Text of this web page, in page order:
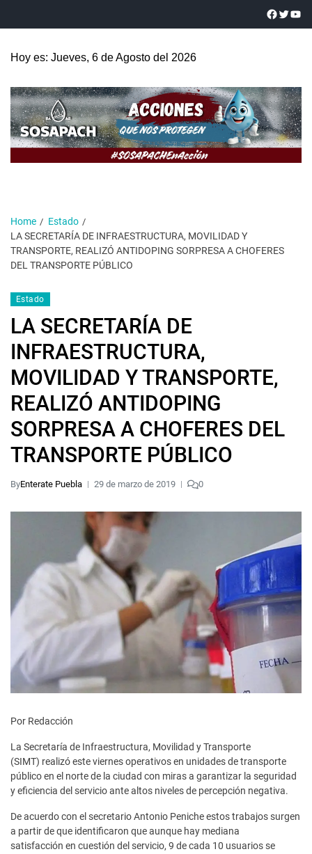
Hoy es: Jueves, 6 de Agosto del 2026
Home
Estado
LA SECRETARÍA DE INFRAESTRUCTURA, MOVILIDAD Y
TRANSPORTE, REALIZÓ ANTIDOPING SORPRESA A CHOFERES
DEL TRANSPORTE PÚBLICO
Estado
LA SECRETARÍA DE
INFRAESTRUCTURA,
MOVILIDAD Y TRANSPORTE,
REALIZÓ ANTIDOPING
SORPRESA A CHOFERES DEL
TRANSPORTE PÚBLICO
ByEnterate Puebla 29 de marzo de 2019 0
Por Redacción
La Secretaría de Infraestructura, Movilidad y Transporte
(SIMT) realizó este viernes operativos en unidades de transporte
público en el norte de la ciudad con miras a garantizar la seguridad
y eficiencia del servicio ante altos niveles de percepción negativa.
De acuerdo con el secretario Antonio Peniche estos trabajos surgen
a partir de que identificaron que aunque hay mediana
satisfacción en cuestión del servicio, 9 de cada 10 usuarios se